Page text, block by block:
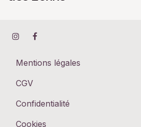
Mentions légales
CGV
Confidentialité
Cookies